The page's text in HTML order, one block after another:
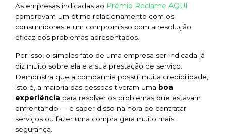
As empresas indicadas ao Prêmio Reclame AQUI
comprovam um ótimo relacionamento com os
consumidores e um compromisso com a resolução
eficaz dos problemas apresentados.
Por isso, o simples fato de uma empresa ser indicada já
diz muito sobre ela e a sua prestação de serviço.
Demonstra que a companhia possui muita credibilidade,
isto é, a maioria das pessoas tiveram uma boa
experiência para resolver os problemas que estavam
enfrentando — e saber disso na hora de contratar
serviços ou fazer uma compra gera muito mais
segurança.